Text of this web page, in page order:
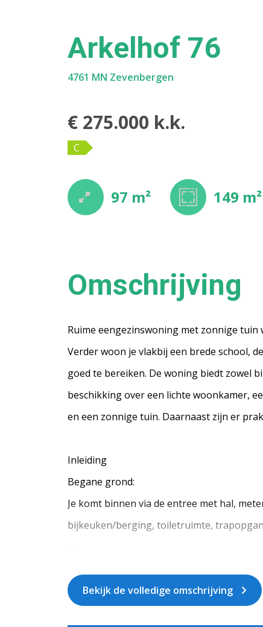
Arkelhof 76
4761 MN Zevenbergen
€ 275.000 k.k.
C
97 m² 149 m²
Omschrijving
Ruime eengezinswoning met zonnige
Verder woon je vlakbij een brede school,
goed te bereiken. De woning biedt zowel
beschikking over een lichte woonkamer,
en een zonnige tuin. Daarnaast zijn er
Inleiding
Begane grond:
Je komt binnen via de entree met hal,
bijkeuken/berging, toiletruimte,
Bekijk de volledige omschrijving